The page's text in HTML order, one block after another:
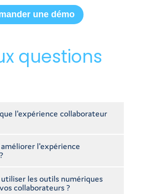
une démo
questions
l'expérience collaborateur
l'expérience
les outils numériques
collaborateurs ?